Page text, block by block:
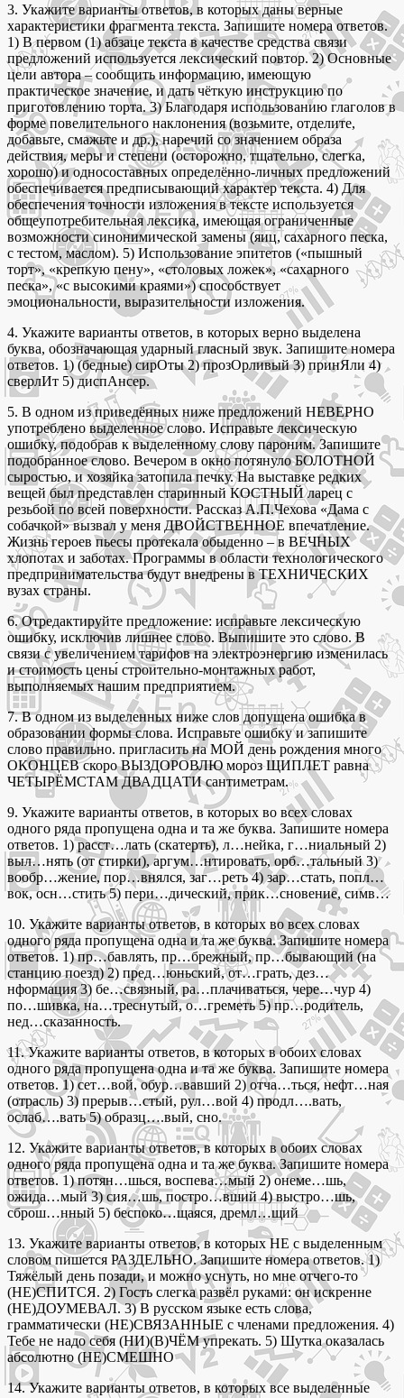
3. Укажите варианты ответов, в которых даны верные
характеристики фрагмента текста. Запишите номера ответов.
1) В первом (1) абзаце текста в качестве средства связи
предложений используется лексический повтор. 2) Основные
цели автора – сообщить информацию, имеющую
практическое значение, и дать чёткую инструкцию по
приготовлению торта. 3) Благодаря использованию глаголов в
форме повелительного наклонения (возьмите, отделите,
добавьте, смажьте и др.), наречий со значением образа
действия, меры и степени (осторожно, тщательно, слегка,
хорошо) и односоставных определённо-личных предложений
обеспечивается предписывающий характер текста. 4) Для
обеспечения точности изложения в тексте используется
общеупотребительная лексика, имеющая ограниченные
возможности синонимической замены (яиц, сахарного песка,
с тестом, маслом). 5) Использование эпитетов («пышный
торт», «крепкую пену», «столовых ложек», «сахарного
песка», «с высокими краями») способствует
эмоциональности, выразительности изложения.
4. Укажите варианты ответов, в которых верно выделена
буква, обозначающая ударный гласный звук. Запишите номера
ответов. 1) (бедные) сирОты 2) прозОрливый 3) принЯли 4)
сверлИт 5) диспАнсер.
5. В одном из приведённых ниже предложений НЕВЕРНО
употреблено выделенное слово. Исправьте лексическую
ошибку, подобрав к выделенному слову пароним. Запишите
подобранное слово. Вечером в окно потянуло БОЛОТНОЙ
сыростью, и хозяйка затопила печку. На выставке редких
вещей был представлен старинный КОСТНЫЙ ларец с
резьбой по всей поверхности. Рассказ А.П.Чехова «Дама с
собачкой» вызвал у меня ДВОЙСТВЕННОЕ впечатление.
Жизнь героев пьесы протекала обыденно – в ВЕЧНЫХ
хлопотах и заботах. Программы в области технологического
предпринимательства будут внедрены в ТЕХНИЧЕСКИХ
вузах страны.
6. Отредактируйте предложение: исправьте лексическую
ошибку, исключив лишнее слово. Выпишите это слово. В
связи с увеличением тарифов на электроэнергию изменилась
и стоимость цены́ строительно-монтажных работ,
выполняемых нашим предприятием.
7. В одном из выделенных ниже слов допущена ошибка в
образовании формы слова. Исправьте ошибку и запишите
слово правильно. пригласить на МОЙ день рождения много
ОКОНЦЕВ скоро ВЫЗДОРОВЛЮ мороз ЩИПЛЕТ равна
ЧЕТЫРЁМСТАМ ДВАДЦАТИ сантиметрам.
9. Укажите варианты ответов, в которых во всех словах
одного ряда пропущена одна и та же буква. Запишите номера
ответов. 1) расст…лать (скатерть), л…нейка, г…ниальный 2)
выл…нять (от стирки), аргум…нтировать, орб…тальный 3)
вообр…жение, пор…внялся, заг…реть 4) зар…стать, попл…
вок, осн…стить 5) пери…дический, прик…сновение, симв…
10. Укажите варианты ответов, в которых во всех словах
одного ряда пропущена одна и та же буква. Запишите номера
ответов. 1) пр…бавлять, пр…брежный, пр…бывающий (на
станцию поезд) 2) пред…юньский, от…грать, дез…
нформация 3) бе…связный, ра…плачиваться, чере…чур 4)
по…шивка, на…треснутый, о…греметь 5) пр…родитель,
нед…сказанность.
11. Укажите варианты ответов, в которых в обоих словах
одного ряда пропущена одна и та же буква. Запишите номера
ответов. 1) сет…вой, обур…вавший 2) отча…ться, нефт…ная
(отрасль) 3) прерыв…стый, рул…вой 4) продл….вать,
ослаб….вать 5) образц….вый, сно.
12. Укажите варианты ответов, в которых в обоих словах
одного ряда пропущена одна и та же буква. Запишите номера
ответов. 1) потян…шься, воспева…мый 2) онеме…шь,
ожида…мый 3) сия…шь, постро…вший 4) выстро…шь,
сброш…нный 5) беспоко…щаяся, дремл…щий
13. Укажите варианты ответов, в которых НЕ с выделенным
словом пишется РАЗДЕЛЬНО. Запишите номера ответов. 1)
Тяжёлый день позади, и можно уснуть, но мне отчего-то
(НЕ)СПИТСЯ. 2) Гость слегка развёл руками: он искренне
(НЕ)ДОУМЕВАЛ. 3) В русском языке есть слова,
грамматически (НЕ)СВЯЗАННЫЕ с членами предложения. 4)
Тебе не надо себя (НИ)(В)ЧЁМ упрекать. 5) Шутка оказалась
абсолютно (НЕ)СМЕШНО
14. Укажите варианты ответов, в которых все выделенные